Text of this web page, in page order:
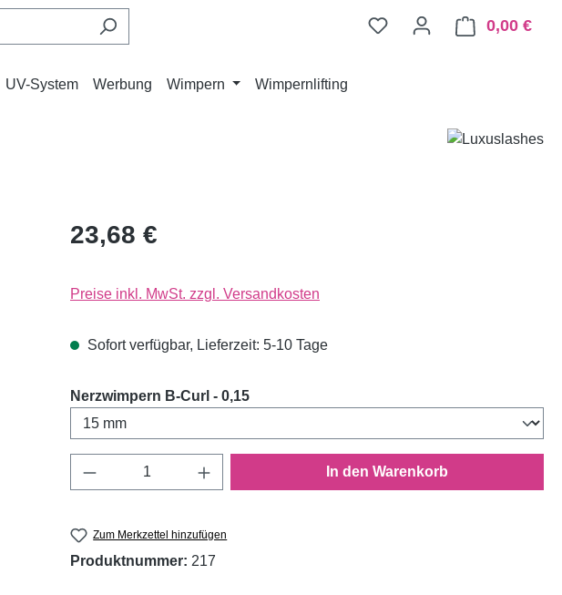
0,00 €
UV-System Werbung Wimpern Wimpernlifting
23,68 €
Preise inkl. MwSt. zzgl. Versandkosten
Sofort verfügbar, Lieferzeit: 5-10 Tage
Nerzwimpern B-Curl - 0,15auswählen
Produkt Anzahl: Gib den gewünschten Wert ein
In den Warenkorb
Zum Merkzettel hinzufügen
Produktnummer: 217